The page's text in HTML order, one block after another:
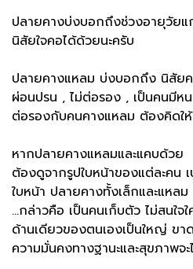
ปลายคางบ่งบอกถึงช่วงอายุวัยแ
นิสัยใจคอได้ด้วยนะครับ
ปลายคางแหลม บ่งบอกถึง นิสัยค
ผ่อนปรน , ไม่ต่อรอง , เป็นคนมีห
ต่อรองกับคนคางแหลม ต้องคิดให้
หากปลายคางแหลมและแคบด้วย
ต้องดูจากรูปใบหน้าของแต่ละคน
ใบหน้า ปลายคางทั้งเล็กและแหล
...กล่าวคือ เป็นคนเก็บตัว ไม่สนใจ
ด้านเดียวของตนเองเป็นใหญ่ ขา
ความมั่นคงทางฐานะและสุขภาพจ